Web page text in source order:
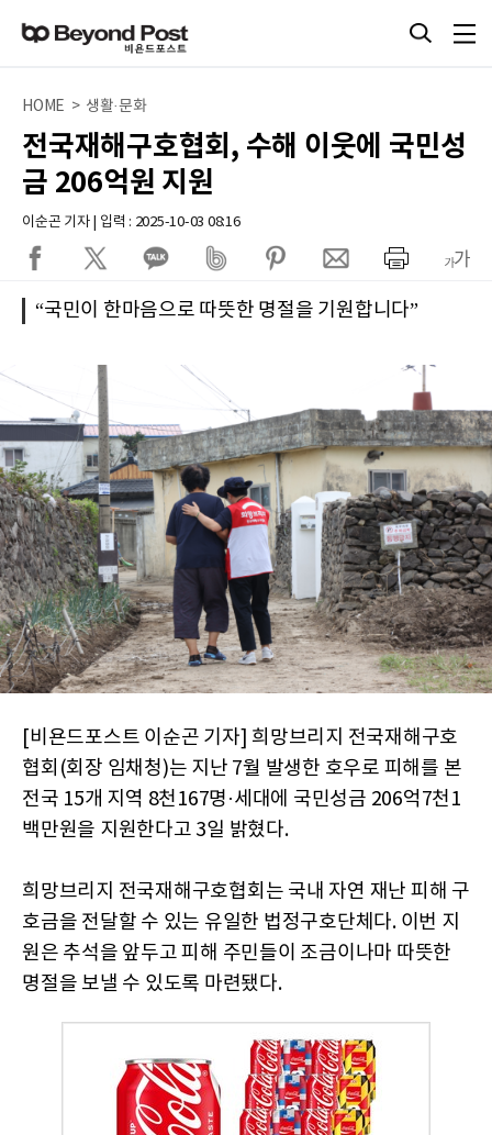
HOME > 생활·문화
전국재해구호협회, 수해 이웃에 국민성
금 206억원 지원
이순곤 기자 | 입력 : 2025-10-03 08:16
“국민이 한마음으로 따뜻한 명절을 기원합니다”
[비욘드포스트 이순곤 기자] 희망브리지 전국재해구호
협회(회장 임채청)는 지난 7월 발생한 호우로 피해를 본
전국 15개 지역 8천167명·세대에 국민성금 206억7천1
백만원을 지원한다고 3일 밝혔다.
희망브리지 전국재해구호협회는 국내 자연 재난 피해 구
호금을 전달할 수 있는 유일한 법정구호단체다. 이번 지
원은 추석을 앞두고 피해 주민들이 조금이나마 따뜻한
명절을 보낼 수 있도록 마련됐다.